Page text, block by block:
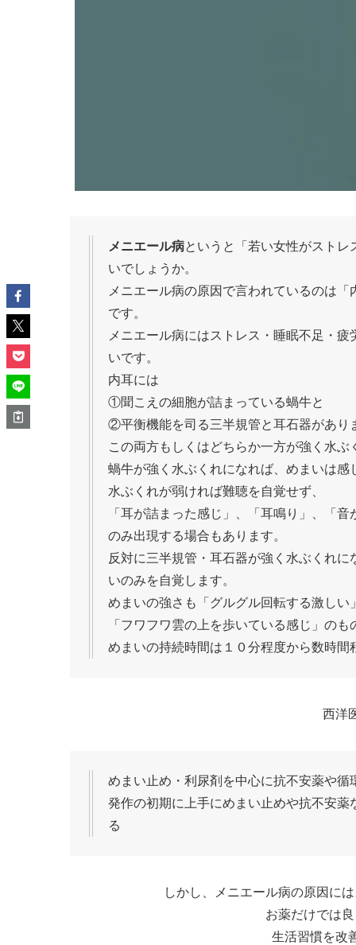
メニエール病というと「若い女性がスト
いでしょうか。
メニエール病の原因で言われているのは
です。
メニエール病にはストレス・睡眠不足・
いです。
内耳には
①聞こえの細胞が詰まっている蝸牛と
②平衡機能を司る三半規管と耳石器があり
この両方もしくはどちらか一方が強く水
蝸牛が強く水ぶくれになれば、めまいは感
水ぶくれが弱ければ難聴を自覚せず、
「耳が詰まった感じ」、「耳鳴り」、「音
のみ出現する場合もあります。
反対に三半規管・耳石器が強く水ぶくれ
いのみを自覚します。
めまいの強さも「グルグル回転する激しい
「フワフワ雲の上を歩いている感じ」の
めまいの持続時間は１０分程度から数時間
西洋
めまい止め・利尿剤を中心に抗不安薬や
発作の初期に上手にめまい止めや抗不安
る
しかし、メニエール病の原因に
お薬だけでは
生活習慣を改